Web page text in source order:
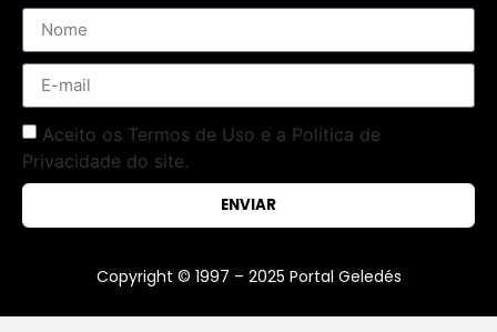
Aceito os Termos de Uso e a Política de
Privacidade do site.
ENVIAR
Copyright © 1997 – 2025 Portal Geledés